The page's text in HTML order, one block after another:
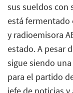
sus sueldos con
está fermentado
y radioemisora
estado. A pesar
sigue siendo
para el partido
jefe de noticias